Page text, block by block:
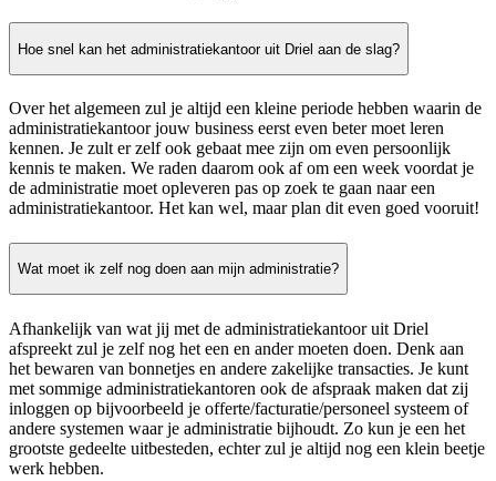
Hoe snel kan het administratiekantoor uit Driel aan de slag?
Over het algemeen zul je altijd een kleine periode hebben waarin de
administratiekantoor jouw business eerst even beter moet leren
kennen. Je zult er zelf ook gebaat mee zijn om even persoonlijk
kennis te maken. We raden daarom ook af om een week voordat je
de administratie moet opleveren pas op zoek te gaan naar een
administratiekantoor. Het kan wel, maar plan dit even goed vooruit!
Wat moet ik zelf nog doen aan mijn administratie?
Afhankelijk van wat jij met de administratiekantoor uit Driel
afspreekt zul je zelf nog het een en ander moeten doen. Denk aan
het bewaren van bonnetjes en andere zakelijke transacties. Je kunt
met sommige administratiekantoren ook de afspraak maken dat zij
inloggen op bijvoorbeeld je offerte/facturatie/personeel systeem of
andere systemen waar je administratie bijhoudt. Zo kun je een het
grootste gedeelte uitbesteden, echter zul je altijd nog een klein beetje
werk hebben.